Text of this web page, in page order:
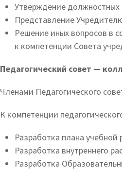
Утверждение должностных
Представление
Решение иных вопросов в
к компетенции Совета
Педагогический совет —
Членами Педагогического
К компетенции
Разработка плана
Разработка внутреннего
Разработка